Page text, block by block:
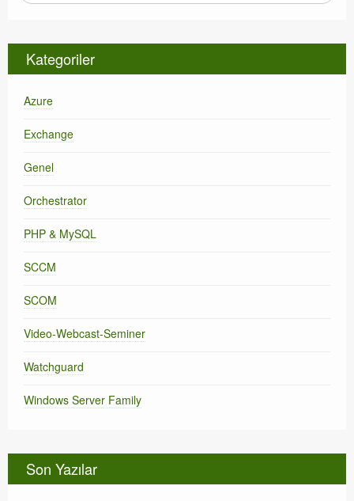
Kategoriler
Azure
Exchange
Genel
Orchestrator
PHP & MySQL
SCCM
SCOM
Video-Webcast-Seminer
Watchguard
Windows Server Family
Son Yazılar